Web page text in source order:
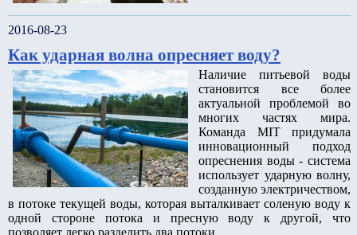
2016-08-23
Как ударная волна опресняет воду?
Наличие питьевой воды
становится все более
актуальной проблемой во
многих частях мира.
Команда MIT придумала
инновационный подход
опреснения воды - система
использует ударную волну,
созданную электричеством,
в потоке текущей воды, которая выталкивает соленую воду к
одной стороне потока и пресную воду к другой, что
позволяет легко разделить два потоки.